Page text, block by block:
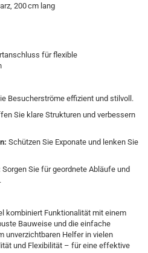
200 cm lang
für flexible
Besucherströme effizient und stilvoll.
Sie klare Strukturen und verbessern
Schützen Sie Exponate und lenken Sie
Sorgen Sie für geordnete Abläufe und
kombiniert Funktionalität mit einem
Bauweise und die einfache
unverzichtbaren Helfer in vielen
und Flexibilität – für eine effektive